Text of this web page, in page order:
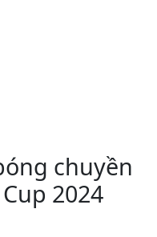
chuyền
2024